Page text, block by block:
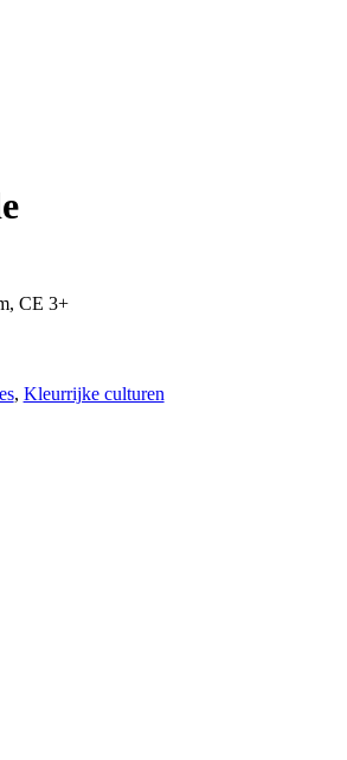
CE 3+
, Kleurrijke culturen